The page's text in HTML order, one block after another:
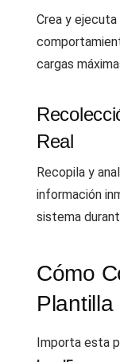
Crea y
cargas
Real
Recopila y
información
sistema
Cómo
Plantilla
Importa esta